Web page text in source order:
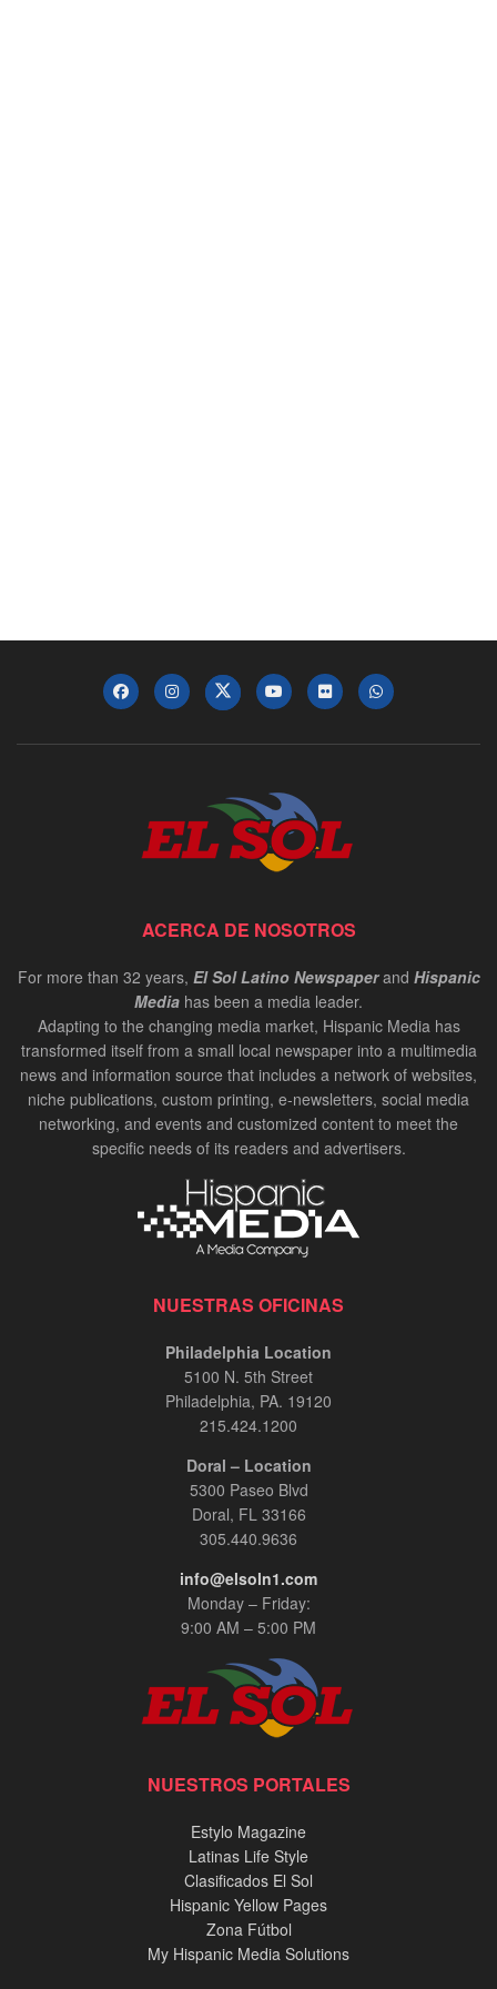
ACERCA DE NOSOTROS
For more than 32 years, El Sol Latino Newspaperand Hispanic
Media has been a media leader.
Adapting to the changing media market, Hispanic Media has
transformed itself from a small local newspaper into a multimedia
news and information source that includes a network of websites,
niche publications, custom printing, e-newsletters, social media
networking, and events and customized content to meet the
specific needs of its readers and advertisers.
NUESTRAS OFICINAS
Philadelphia Location
5100 N. 5th Street
Philadelphia, PA. 19120
215.424.1200
Doral – Location
5300 Paseo Blvd
Doral, FL 33166
305.440.9636
info@elsoln1.com
Monday – Friday:
9:00 AM – 5:00 PM
NUESTROS PORTALES
Estylo Magazine
Latinas Life Style
Clasificados El Sol
Hispanic Yellow Pages
Zona Fútbol
My Hispanic Media Solutions